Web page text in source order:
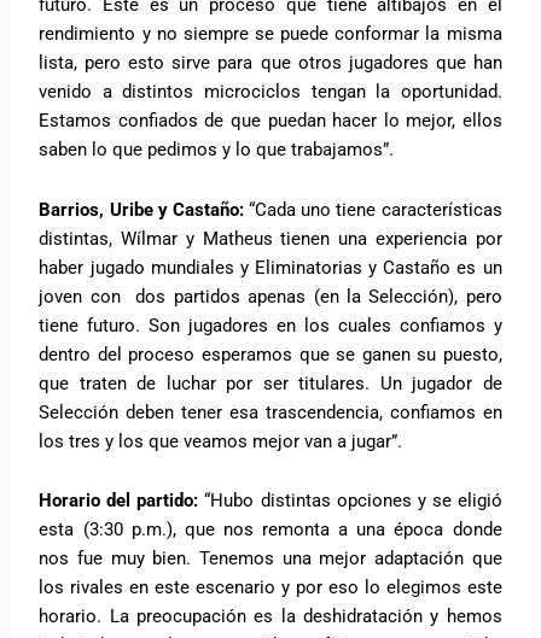
futuro. Este es un proceso que tiene altibajos en el
rendimiento y no siempre se puede conformar la misma
lista, pero esto sirve para que otros jugadores que han
venido a distintos microciclos tengan la oportunidad.
Estamos confiados de que puedan hacer lo mejor, ellos
saben lo que pedimos y lo que trabajamos”.
Barrios, Uribe y Castaño:“Cada uno tiene características
distintas, Wílmar y Matheus tienen una experiencia por
haber jugado mundiales y Eliminatorias y Castaño es un
joven con dos partidos apenas (en la Selección), pero
tiene futuro. Son jugadores en los cuales confiamos y
dentro del proceso esperamos que se ganen su puesto,
que traten de luchar por ser titulares. Un jugador de
Selección deben tener esa trascendencia, confiamos en
los tres y los que veamos mejor van a jugar”.
Horario del partido: “Hubo distintas opciones y se eligió
esta (3:30 p.m.), que nos remonta a una época donde
nos fue muy bien. Tenemos una mejor adaptación que
los rivales en este escenario y por eso lo elegimos este
horario. La preocupación es la deshidratación y hemos